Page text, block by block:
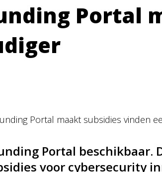
Portal
Portal maakt subsidies vinden
Portal beschikbaar.
voor cybersecurity